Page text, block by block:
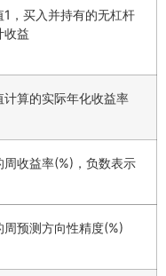
1，买入并持有的无杠杆
收益
计算的实际年化收益率
周收益率(%)，负数表示
周预测方向性精度(%)